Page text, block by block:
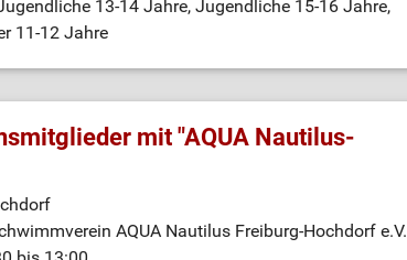
13-14 Jahre, Jugendliche 15-16 Jahre,
11-12 Jahre
mit "AQUA Nautilus-
AQUA Nautilus Freiburg-Hochdorf e.V.